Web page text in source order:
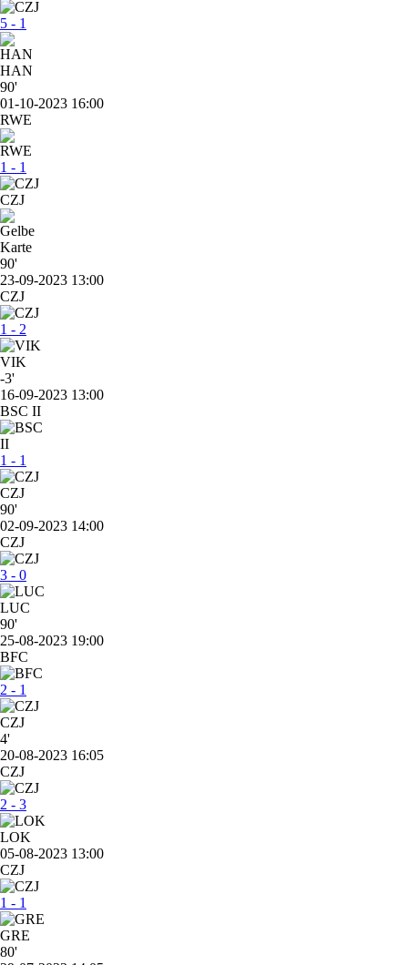
5 - 1
HAN
90'
01-10-2023 16:00
RWE
1 - 1
CZJ
90'
23-09-2023 13:00
CZJ
1 - 2
VIK
-3'
16-09-2023 13:00
BSC II
1 - 1
CZJ
90'
02-09-2023 14:00
CZJ
3 - 0
LUC
90'
25-08-2023 19:00
BFC
2 - 1
CZJ
4'
20-08-2023 16:05
CZJ
2 - 3
LOK
05-08-2023 13:00
CZJ
1 - 1
GRE
80'